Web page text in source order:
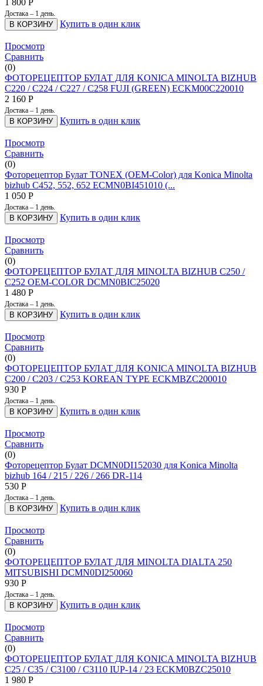
Достака – 1 день.
В КОРЗИНУ Купить в один клик
Просмотр
Сравнить
(0)
ФОТОРЕЦЕПТОР БУЛАТ ДЛЯ KONICA MINOLTA BIZHUB
C220 / C224 / C227 / C258 FUJI (GREEN) ECKM00C220010
2 160 Р
Достака – 1 день.
В КОРЗИНУ Купить в один клик
Просмотр
Сравнить
(0)
Фоторецептор Булат TONEX (OEM-Color) для Konica Minolta
bizhub C452, 552, 652 ECMN0BI451010 (...
1 050 Р
Достака – 1 день.
В КОРЗИНУ Купить в один клик
Просмотр
Сравнить
(0)
ФОТОРЕЦЕПТОР БУЛАТ ДЛЯ MINOLTA BIZHUB C250 /
C252 OEM-COLOR DCMN0BIC25020
1 480 Р
Достака – 1 день.
В КОРЗИНУ Купить в один клик
Просмотр
Сравнить
(0)
ФОТОРЕЦЕПТОР БУЛАТ ДЛЯ KONICA MINOLTA BIZHUB
C200 / C203 / C253 KOREAN TYPE ECKMBZC200010
930 Р
Достака – 1 день.
В КОРЗИНУ Купить в один клик
Просмотр
Сравнить
(0)
Фоторецептор Булат DCMN0DI152030 для Konica Minolta
bizhub 164 / 215 / 226 / 266 DR-114
530 Р
Достака – 1 день.
В КОРЗИНУ Купить в один клик
Просмотр
Сравнить
(0)
ФОТОРЕЦЕПТОР БУЛАТ ДЛЯ MINOLTA DIALTA 250
MITSUBISHI DCMN0DI250060
930 Р
Достака – 1 день.
В КОРЗИНУ Купить в один клик
Просмотр
Сравнить
(0)
ФОТОРЕЦЕПТОР БУЛАТ ДЛЯ KONICA MINOLTA BIZHUB
C25 / C35 / C3100 / C3110 IUP-14 / 23 ECKM0BZC25010
1 980 Р